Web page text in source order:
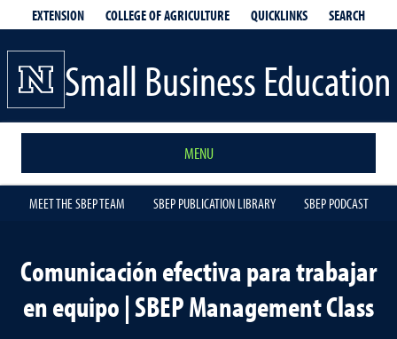
EXTENSION COLLEGE OF AGRICULTURE QUICKLINKS SEARCH
Small Business Education
MENU
MEET THE SBEP TEAM SBEP PUBLICATION LIBRARY SBEP PODCAST
Comunicación efectiva para trabajar
en equipo | SBEP Management Class